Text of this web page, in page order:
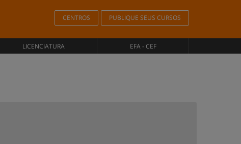
CENTROS PUBLIQUE SEUS CURSOS
LICENCIATURA EFA - CEF